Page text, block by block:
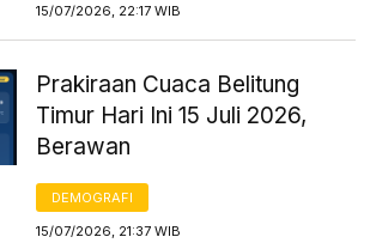
15/07/2026, 22:17 WIB
Prakiraan Cuaca Belitung
Timur Hari Ini 15 Juli 2026,
Berawan
DEMOGRAFI
15/07/2026, 21:37 WIB